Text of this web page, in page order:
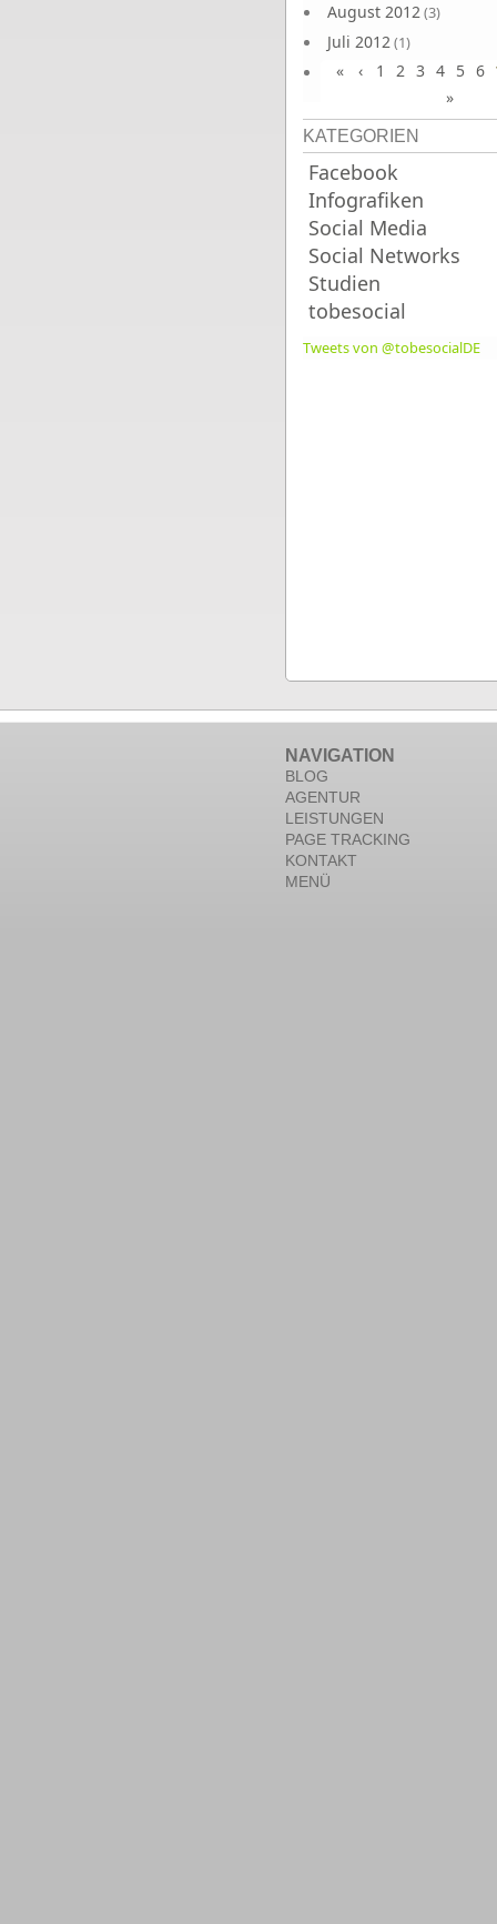
August 2012(3)
Juli 2012(1)
Juni 2012(4)
« ‹ 1 2 3 4 5 6
»
KATEGORIEN
Facebook
Infografiken
Social Media
Social Networks
Studien
tobesocial
Tweets von @tobesocialDE
NAVIGATION
BLOG
AGENTUR
LEISTUNGEN
PAGE TRACKING
KONTAKT
MENÜ